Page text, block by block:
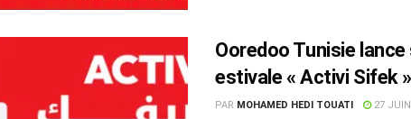
Ooredoo Tunisie
estivale « Activi Sifek
innovation, solidarité
PAR MOHAMED HEDI TOUATI 27